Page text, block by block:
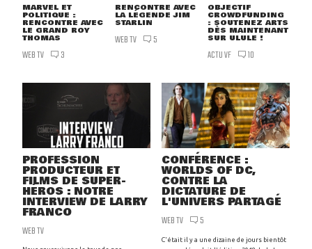
MARVEL ET
POLITIQUE :
RENCONTRE AVEC
LE GRAND ROY
THOMAS
WEB TV 3
RENCONTRE AVEC
LA LÉGENDE JIM
STARLIN
WEB TV 5
OBJECTIF
CROWDFUNDING
: SOUTENEZ ARTS
DÈS MAINTENANT
SUR ULULE !
ACTU VF 10
PROFESSION
PRODUCTEUR ET
FILMS DE SUPER-
HÉROS : NOTRE
INTERVIEW DE LARRY
FRANCO
WEB TV
CONFÉRENCE :
WORLDS OF DC,
CONTRE LA
DICTATURE DE
L'UNIVERS PARTAGÉ
WEB TV 5
C'était il y a une dizaine de jours bientôt